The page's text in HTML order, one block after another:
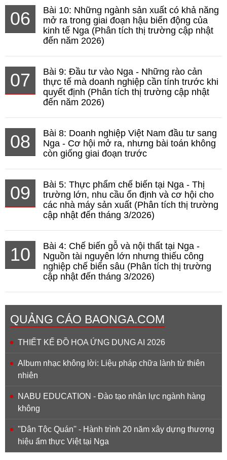
06
Bài 10: Những ngành sản xuất có khả năng
mở ra trong giai đoạn hậu biến động của
kinh tế Nga (Phân tích thị trường cập nhật
đến năm 2026)
07
Bài 9: Đầu tư vào Nga - Những rào cản
thực tế mà doanh nghiệp cần tính trước khi
quyết định (Phân tích thị trường cập nhật
đến năm 2026)
08
Bài 8: Doanh nghiệp Việt Nam đầu tư sang
Nga - Cơ hội mở ra, nhưng bài toán không
còn giống giai đoạn trước
09
Bài 5: Thực phẩm chế biến tại Nga - Thị
trường lớn, nhu cầu ổn định và cơ hội cho
các nhà máy sản xuất (Phân tích thị trường
cập nhật đến tháng 3/2026)
10
Bài 4: Chế biến gỗ và nội thất tại Nga -
Nguồn tài nguyên lớn nhưng thiếu công
nghiệp chế biến sâu (Phân tích thị trường
cập nhật đến tháng 3/2026)
QUẢNG CÁO BAONGA.COM
THIẾT KẾ ĐỒ HỌA ỨNG DỤNG AI 2026
Album nhạc không lời: Liệu pháp chữa lành từ thiên
nhiên
NABU EDUCATION - Đào tạo nhân lực ngành hàng
không
''Dân Tộc Quán'' - Hành trình 20 năm xây dựng thương
hiệu ẩm thực Việt tại Nga